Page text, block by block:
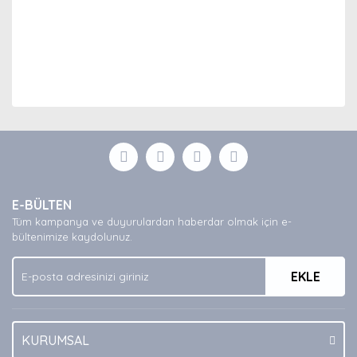
Yorum Yaz
formunu kullanarak tarafımıza iletebilirsiniz.
Görüş ve önerileriniz için teşekkür ederiz.
Ürün açıklamasında eksik bilgiler bulunuyor.
Ürün bilgilerinde hatalar bulunuyor.
Ürün fiyatı diğer sitelerden daha pahalı.
Bu ürüne benzer farklı alternatifler olmalı.
E-BÜLTEN
Tüm kampanya ve duyurulardan haberdar olmak için e-
bültenimize kaydolunuz.
EKLE
KURUMSAL